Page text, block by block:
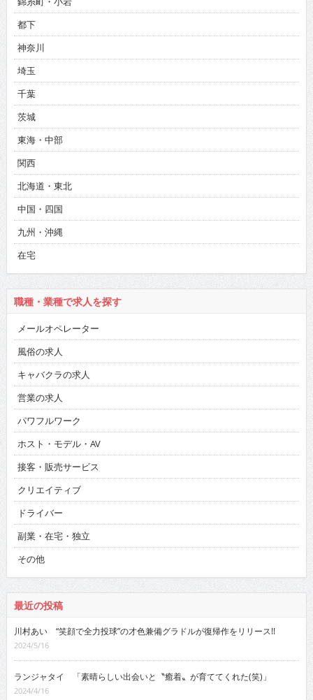
都下
神奈川
埼玉
千葉
茨城
東海・中部
関西
北海道・東北
中国・四国
九州・沖縄
在宅
職種・業種で求人を探す
メールオペレーター
風俗の求人
キャバクラの求人
営業の求人
パワフルワーク
ホスト・モデル・AV
接客・販売サービス
クリエイティブ
ドライバー
副業・在宅・独立
その他
最近の投稿
川村あい “笑顔で全力投球”の才色兼備グラドルが復帰作をリリース!!
2024/5/16
ランジャタイ 「素晴らしい出会いと〝癒着〟が育ててくれた(笑)」
2024/4/16